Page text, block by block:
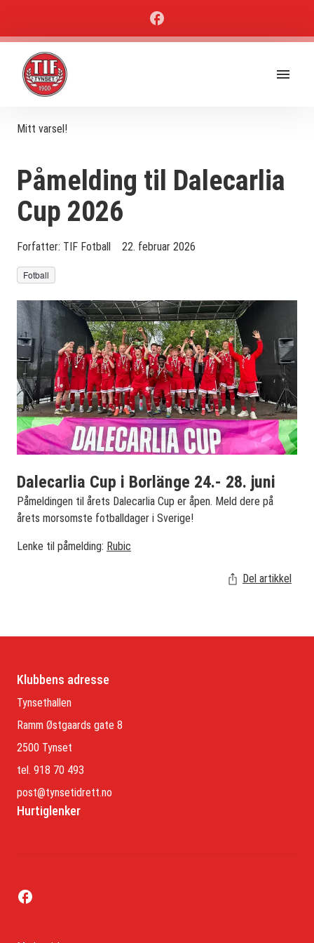
Mitt varsel!
Påmelding til Dalecarlia
Cup 2026
Forfatter: TIF Fotball 22. februar 2026
Fotball
Dalecarlia Cup i Borlänge 24.- 28. juni
Påmeldingen til årets Dalecarlia Cup er åpen. Meld dere på
årets morsomste fotballdager i Sverige!
Lenke til påmelding: Rubic
Del artikkel
Klubbens adresse
Tynsethallen
Ramm Østgaards gate 8
2500 Tynset
tel. 918 70 493
post@tynsetidrett.no
Hurtiglenker